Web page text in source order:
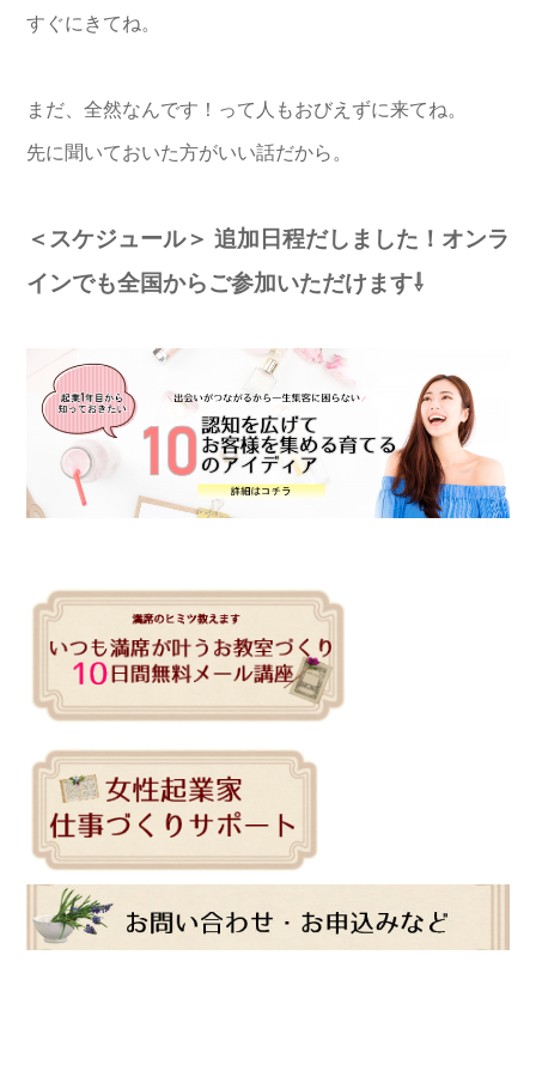
すぐにきてね。
まだ、全然なんです！って人もおびえずに来てね。
先に聞いておいた方がいい話だから。
＜スケジュール＞ 追加日程だしました！オンラ
インでも全国からご参加いただけます⇩